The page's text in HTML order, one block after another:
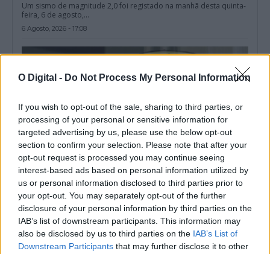
O Digital - Do Not Process My Personal Information
If you wish to opt-out of the sale, sharing to third parties, or
processing of your personal or sensitive information for
targeted advertising by us, please use the below opt-out
section to confirm your selection. Please note that after your
opt-out request is processed you may continue seeing
interest-based ads based on personal information utilized by
us or personal information disclosed to third parties prior to
your opt-out. You may separately opt-out of the further
disclosure of your personal information by third parties on the
IAB’s list of downstream participants. This information may
also be disclosed by us to third parties on the IAB’s List of
Downstream Participants that may further disclose it to other
Um sismo de magnitude 2,0 foi registado na manhã desta quinta-
feira, 6 de agosto,...
6 Agosto, 2026 - 17:08
Sines: Serviços Prisionais abrem inquérito a morte na prisão de
detido na operação SkyDrop
Os Serviços Prisionais abriram hoje um inquérito para apurar as
circunstâncias da morte, na...
5 Agosto, 2026 - 19:06